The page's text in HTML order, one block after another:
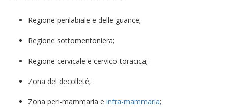
Regione perilabiale e delle guance;
Regione sottomentoniera;
Regione cervicale e cervico-toracica;
Zona del decolleté;
Zona peri-mammaria e infra-mammaria;